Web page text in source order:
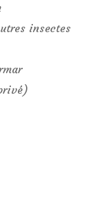
insectes